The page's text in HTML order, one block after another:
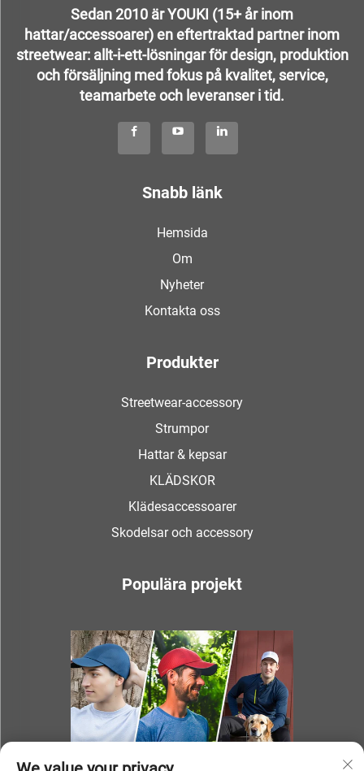
Sedan 2010 är YOUKI (15+ år inom
hattar/accessoarer) en eftertraktad partner inom
streetwear: allt-i-ett-lösningar för design, produktion
och försäljning med fokus på kvalitet, service,
teamarbete och leveranser i tid.
Snabb länk
Hemsida
Om
Nyheter
Kontakta oss
Produkter
Streetwear-accessory
Strumpor
Hattar & kepsar
KLÄDSKOR
Klädesaccessoarer
Skodelsar och accessory
Populära projekt